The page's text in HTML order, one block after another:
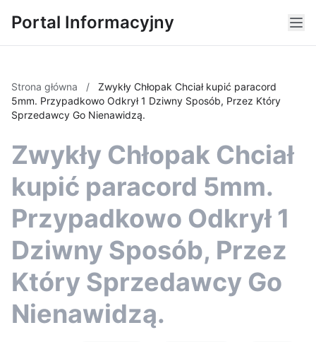
Portal Informacyjny
Strona główna /
Zwykły Chłopak Chciał kupić paracord
5mm. Przypadkowo Odkrył 1 Dziwny Sposób, Przez Który
Sprzedawcy Go Nienawidzą.
Zwykły Chłopak Chciał
kupić paracord 5mm.
Przypadkowo Odkrył 1
Dziwny Sposób, Przez
Który Sprzedawcy Go
Nienawidzą.